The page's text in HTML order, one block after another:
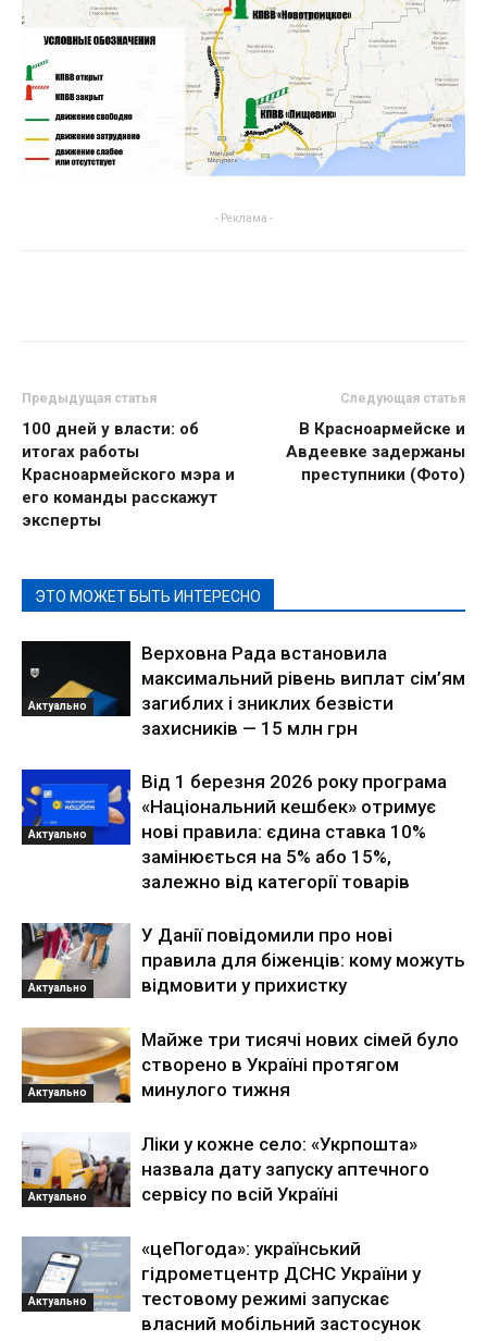
- Реклама -
Предыдущая статья
100 дней у власти: об
итогах работы
Красноармейского мэра и
его команды расскажут
эксперты
Следующая статья
В Красноармейске и
Авдеевке задержаны
преступники (Фото)
ЭТО МОЖЕТ БЫТЬ ИНТЕРЕСНО
Актуально
Верховна Рада встановила
максимальний рівень виплат сім’ям
загиблих і зниклих безвісти
захисників — 15 млн грн
Актуально
Від 1 березня 2026 року програма
«Національний кешбек» отримує
нові правила: єдина ставка 10%
замінюється на 5% або 15%,
залежно від категорії товарів
Актуально
У Данії повідомили про нові
правила для біженців: кому можуть
відмовити у прихистку
Актуально
Майже три тисячі нових сімей було
створено в Україні протягом
минулого тижня
Актуально
Ліки у кожне село: «Укрпошта»
назвала дату запуску аптечного
сервісу по всій Україні
Актуально
«цеПогода»: український
гідрометцентр ДСНС України у
тестовому режимі запускає
власний мобільний застосунок